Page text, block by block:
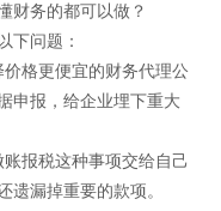
务的都可以做？
问题：
格更便宜的财务代理公
申报，给企业埋下重大
报税这种事项交给自己
遗漏掉重要的款项。